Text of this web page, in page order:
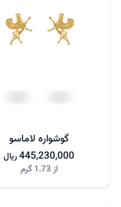
گوشواره لاماسو
445,230,000ریال
از 1.73 گرم